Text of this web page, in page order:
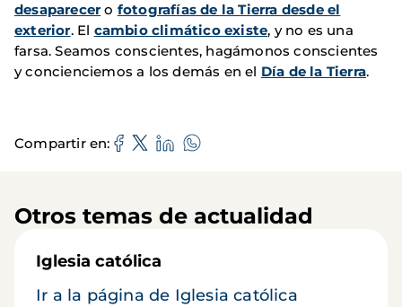
desaparecero fotografías de la Tierra desde el
exterior. El cambio climático existe, y no es una
farsa. Seamos conscientes, hagámonos conscientes
y concienciemos a los demás en el Día de la Tierra.
Compartir en
Otros temas de actualidad
Iglesia católica
Ir a la página de Iglesia católica